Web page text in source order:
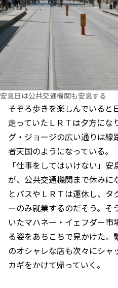
安息日は公共交通機関も安息する
そぞろ歩きを楽しんでいると
走っていたＬＲＴは夕方にな
グ・ジョージの広い通りは
者天国のようになっている。
「仕事をしてはいけない」
が、公共交通機関まで休みに
とバスやＬＲＴは運休し、
ーのみ就業するのだそう。そ
いたマハネー・イェフダー
る姿をあちこちで見かけた。
のオシャレな店も次々にシャ
カギをかけて帰っていく。